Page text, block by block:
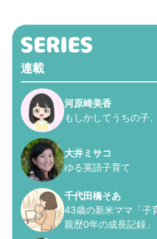
連載
河原崎美香
もしかしてうちの子
大井ミサコ
ゆる英語子育て
千代田橋そあ
43歳の新米ママ「子
親歴0年の成長記録」